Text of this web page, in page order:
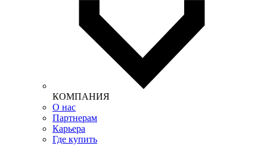
КОМПАНИЯ
О нас
Партнерам
Карьера
Где купить